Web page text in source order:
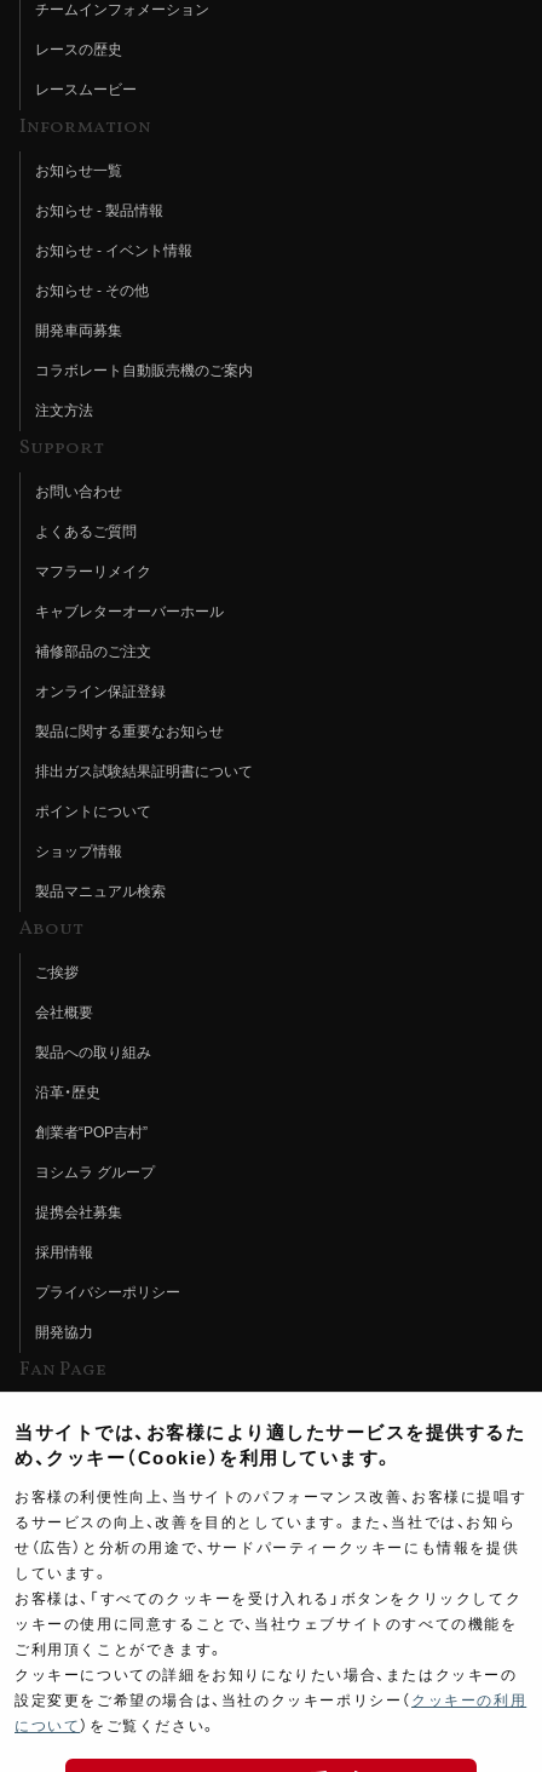
チームインフォメーション
レースの歴史
レースムービー
Information
お知らせ一覧
お知らせ - 製品情報
お知らせ - イベント情報
お知らせ - その他
開発車両募集
コラボレート自動販売機のご案内
注文方法
Support
お問い合わせ
よくあるご質問
マフラーリメイク
キャブレターオーバーホール
補修部品のご注文
オンライン保証登録
製品に関する重要なお知らせ
排出ガス試験結果証明書について
ポイントについて
ショップ情報
製品マニュアル検索
About
ご挨拶
会社概要
製品への取り組み
沿革・歴史
創業者“POP吉村”
ヨシムラ グループ
提携会社募集
採用情報
プライバシーポリシー
開発協力
Fan Page
ヨシムラTV
イベント情報
イベントスケジュール
ツーリングブレイクタイム
製品ポスター
当サイトでは、お客様により適したサービスを提供するた
め、クッキー（Cookie）を利用しています。
お客様の利便性向上、当サイトのパフォーマンス改善、お客様に提唱す
るサービスの向上、改善を目的としています。また、当社では、お知ら
せ（広告）と分析の用途で、サードパーティークッキーにも情報を提供
しています。
お客様は、「すべてのクッキーを受け入れる」ボタンをクリックしてク
ッキーの使用に同意することで、当社ウェブサイトのすべての機能を
ご利用頂くことができます。
クッキーについての詳細をお知りになりたい場合、またはクッキーの
設定変更をご希望の場合は、当社のクッキーポリシー（ クッキーの利用
について ）をご覧ください。